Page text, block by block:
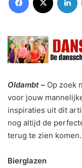
Oldambt – Op zoek
voor jouw
inspiraties uit dit
nog altijd de
terug te zien komen.
Bierglazen